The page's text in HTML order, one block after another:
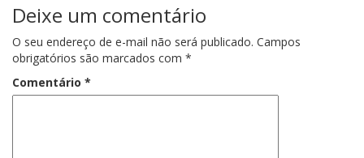
Deixe um comentário
O seu endereço de e-mail não será publicado. Campos
obrigatórios são marcados com *
Comentário *